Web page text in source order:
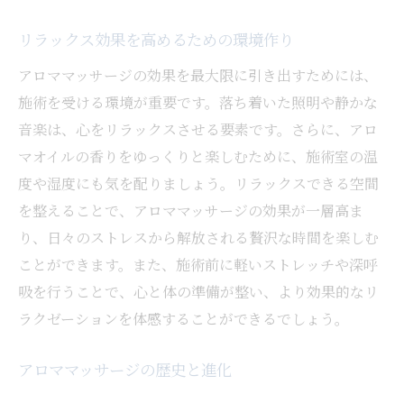
体験者の声：アロマオイルで変わった生活
アロマオイルの保管方法と使用上の注意
日常の疲れを癒すアロママッサージのすすめ
忙しい現代人におすすめのリフレッシュ法
短時間でできるアロママッサージの効果
家庭でできる簡単アロマケア
アロママッサージを日課にするメリット
疲れを感じたときに試したいアロマオイル
アロママッサージがもたらす睡眠改善効果
リラックス効果を高めるための環境作り
アロママッサージの効果を最大限に引き出すためには、
施術を受ける環境が重要です。落ち着いた照明や静かな
音楽は、心をリラックスさせる要素です。さらに、アロ
マオイルの香りをゆっくりと楽しむために、施術室の温
度や湿度にも気を配りましょう。リラックスできる空間
を整えることで、アロママッサージの効果が一層高ま
り、日々のストレスから解放される贅沢な時間を楽しむ
ことができます。また、施術前に軽いストレッチや深呼
吸を行うことで、心と体の準備が整い、より効果的なリ
ラクゼーションを体感することができるでしょう。
アロママッサージの歴史と進化